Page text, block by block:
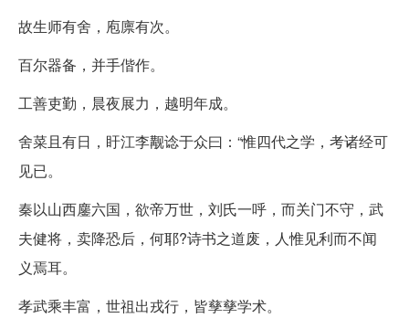
故生师有舍，庖廪有次。
百尔器备，并手偕作。
工善吏勤，晨夜展力，越明年成。
舍菜且有日，盱江李觏谂于众曰：“惟四代之学，考诸经可
见已。
秦以山西鏖六国，欲帝万世，刘氏一呼，而关门不守，武
夫健将，卖降恐后，何耶?诗书之道废，人惟见利而不闻
义焉耳。
孝武乘丰富，世祖出戎行，皆孳孳学术。